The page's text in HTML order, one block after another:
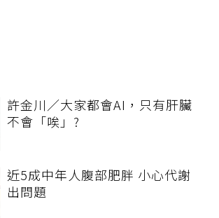
許金川／大家都會AI，只有肝臟
不會「唉」?
近5成中年人腹部肥胖 小心代謝
出問題